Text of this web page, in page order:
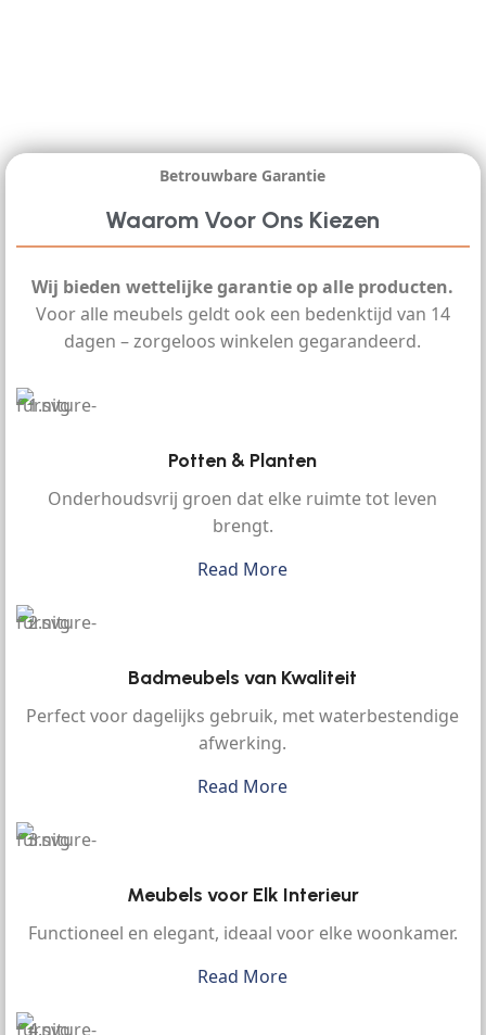
Betrouwbare Garantie
Waarom Voor Ons Kiezen
Wij bieden wettelijke garantie op alle producten.
Voor alle meubels geldt ook een bedenktijd van 14
dagen – zorgeloos winkelen gegarandeerd.
Potten & Planten
Onderhoudsvrij groen dat elke ruimte tot leven
brengt.
Read More
Badmeubels van Kwaliteit
Perfect voor dagelijks gebruik, met waterbestendige
afwerking.
Read More
Meubels voor Elk Interieur
Functioneel en elegant, ideaal voor elke woonkamer.
Read More